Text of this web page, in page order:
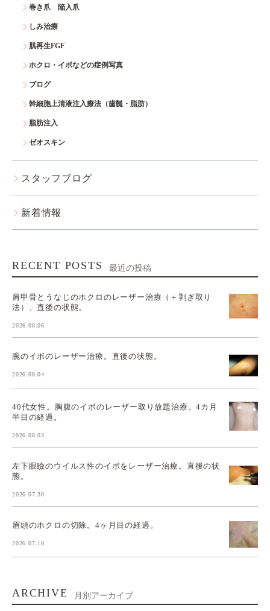
巻き爪 陥入爪
しみ治療
肌再生FGF
ホクロ・イボなどの症例写真
ブログ
幹細胞上清液注入療法（歯髄・脂肪）
脂肪注入
ゼオスキン
スタッフブログ
新着情報
RECENT POSTS 最近の投稿
肩甲骨とうなじのホクロのレーザー治療（＋剥ぎ取り
法）、直後の状態。
2026.08.06
腕のイボのレーザー治療。直後の状態。
2026.08.04
40代女性。胸腹のイボのレーザー取り放題治療。4カ月
半目の経過。
2026.08.03
左下眼瞼のウイルス性のイボをレーザー治療。直後の状
態。
2026.07.30
眉頭のホクロの切除。4ヶ月目の経過。
2026.07.18
ARCHIVE 月別アーカイブ